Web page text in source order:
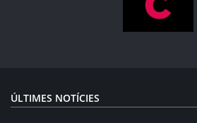
ÚLTIMES NOTÍCIES